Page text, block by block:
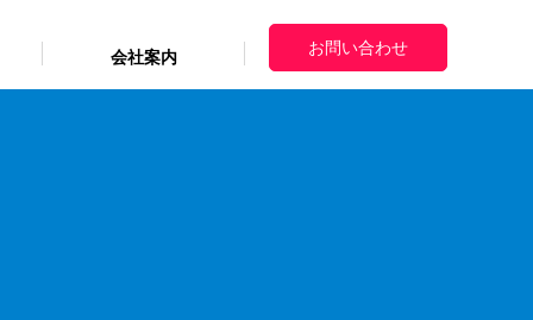
会社案内
お問い合わせ